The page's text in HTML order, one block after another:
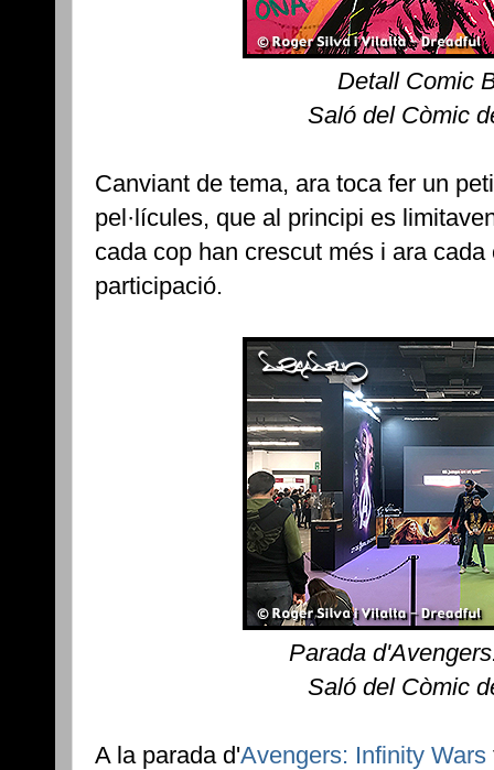
Detall Comic
Saló del Còmic
Canviant de tema, ara toca fer un
pel·lícules, que al principi es
cada cop han crescut més i ara
participació.
Parada
Saló del Còmic
A la parada d'Avengers: Infinity Wars